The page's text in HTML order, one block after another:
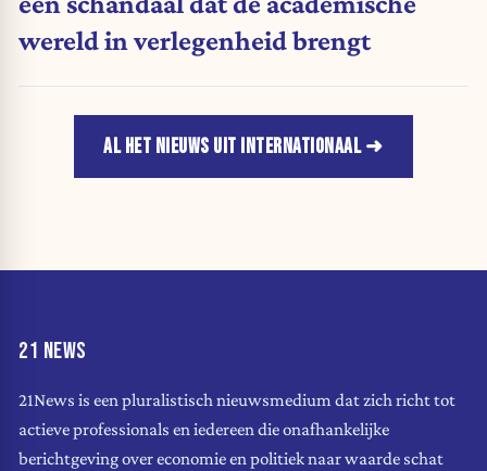
wereld in verlegenheid brengt
AL HET NIEUWS UIT INTERNATIONAAL
21 NEWS
21News is een pluralistisch nieuwsmedium dat zich richt tot
actieve professionals en iedereen die onafhankelijke
berichtgeving over economie en politiek naar waarde schat